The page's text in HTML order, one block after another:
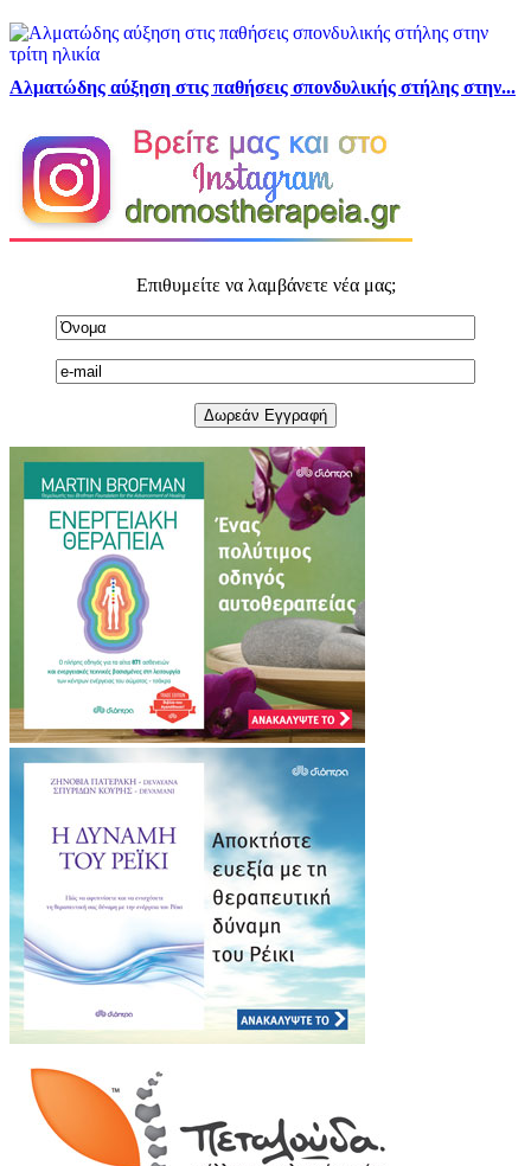
Αλματώδης αύξηση στις παθήσεις σπονδυλικής στήλης στην...
Επιθυμείτε να λαμβάνετε νέα μας;